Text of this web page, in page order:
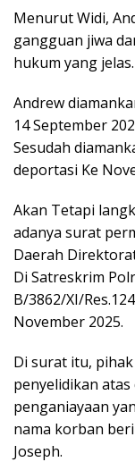
Menurut Widi,
gangguan jiwa
hukum yang jelas.
Andrew
14 September
Sesudah
deportasi Ke
Akan Tetapi
adanya surat
Daerah
Di Satreskrim
B/3862/XI/
November 2025.
Di surat itu,
penyelidikan
penganiayaan
nama korban
Joseph.